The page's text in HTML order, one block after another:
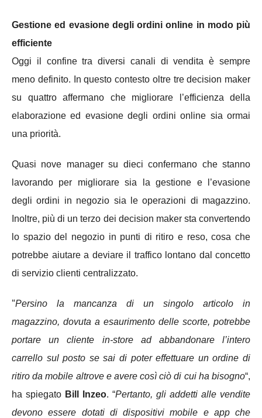
Gestione ed evasione degli ordini online in modo più
efficiente
Oggi il confine tra diversi canali di vendita è sempre
meno definito. In questo contesto oltre tre decision maker
su quattro affermano che migliorare l’efficienza della
elaborazione ed evasione degli ordini online sia ormai
una priorità.
Quasi nove manager su dieci confermano che stanno
lavorando per migliorare sia la gestione e l’evasione
degli ordini in negozio sia le operazioni di magazzino.
Inoltre, più di un terzo dei decision maker sta convertendo
lo spazio del negozio in punti di ritiro e reso, cosa che
potrebbe aiutare a deviare il traffico lontano dal concetto
di servizio clienti centralizzato.
“Persino la mancanza di un singolo articolo in
magazzino, dovuta a esaurimento delle scorte, potrebbe
portare un cliente in-store ad abbandonare l’intero
carrello sul posto se sai di poter effettuare un ordine di
ritiro da mobile altrove e avere così ciò di cui ha bisogno“,
ha spiegato Bill Inzeo. “Pertanto, gli addetti alle vendite
devono essere dotati di dispositivi mobile e app che